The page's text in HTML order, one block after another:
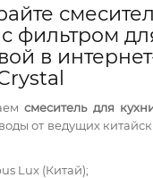
фильтром
в
смеситель для
воды от ведущих
Lux (Китай);